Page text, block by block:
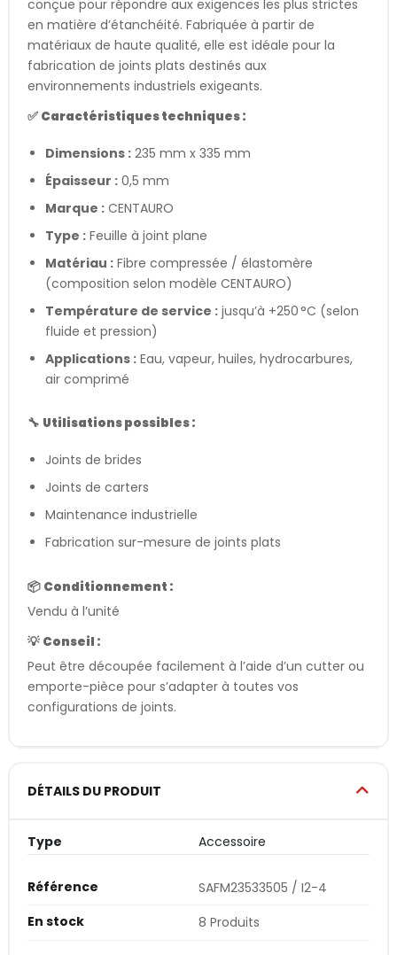
conçue pour répondre aux exigences les plus strictes
en matière d’étanchéité. Fabriquée à partir de
matériaux de haute qualité, elle est idéale pour la
fabrication de joints plats destinés aux
environnements industriels exigeants.
✅ Caractéristiques techniques :
Dimensions : 235 mm x 335 mm
Épaisseur : 0,5 mm
Marque : CENTAURO
Type : Feuille à joint plane
Matériau : Fibre compressée / élastomère
(composition selon modèle CENTAURO)
Température de service : jusqu’à +250 °C (selon
fluide et pression)
Applications : Eau, vapeur, huiles, hydrocarbures,
air comprimé
🔧 Utilisations possibles :
Joints de brides
Joints de carters
Maintenance industrielle
Fabrication sur-mesure de joints plats
📦 Conditionnement :
Vendu à l’unité
💡 Conseil :
Peut être découpée facilement à l’aide d’un cutter ou
emporte-pièce pour s’adapter à toutes vos
configurations de joints.
DÉTAILS DU PRODUIT
Type Accessoire
Référence
SAFM23533505 / I2-4
En stock
8 Produits